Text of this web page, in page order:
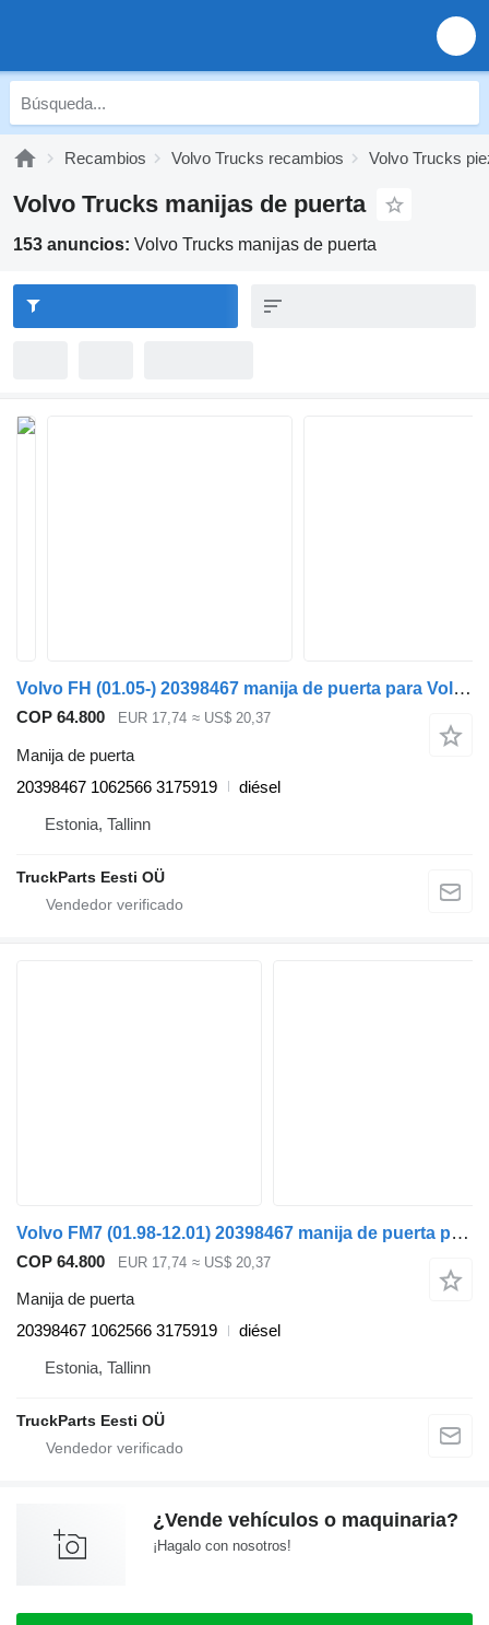
Recambios Volvo Trucks recambios Volvo Trucks
Volvo Trucks manijas de puerta
153 anuncios: Volvo Trucks manijas de puerta
Volvo FH (01.05-) 20398467 manija de puerta para Volvo FH12, FH16, NH12, FH, VNL780 (1993-2014) cabeza tractora
COP 64.800 EUR 17,74 ≈ US$ 20,37
Manija de puerta
20398467 1062566 3175919
diésel
Estonia, Tallinn
TruckParts Eesti OÜ
Volvo FM7 (01.98-12.01) 20398467 manija de puerta para Volvo FM7-FM12, FM, FMX (1998-2014) cabeza tractora
COP 64.800 EUR 17,74 ≈ US$ 20,37
Manija de puerta
20398467 1062566 3175919
diésel
Estonia, Tallinn
TruckParts Eesti OÜ
¿Vende vehículos o maquinaria?
¡Hagalo con nosotros!